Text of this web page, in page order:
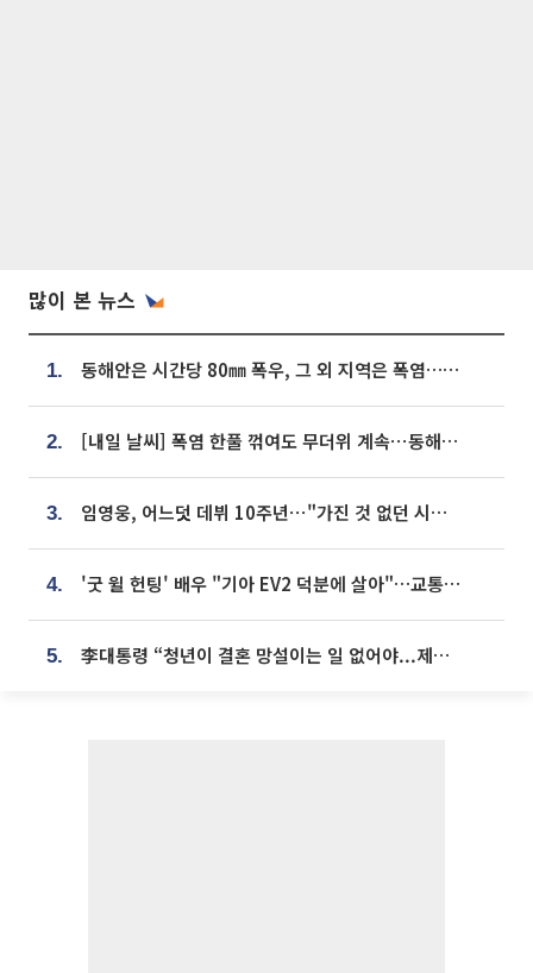
많이 본 뉴스
1. 동해안은 시간당 80㎜ 폭우, 그 외 지역은 폭염…‘극과 극 날씨’
2. [내일 날씨] 폭염 한풀 꺾여도 무더위 계속⋯동해안 이틀 연속 비
3. 임영웅, 어느덧 데뷔 10주년⋯"가진 것 없던 시절, 내 앞엔 20명의 팬뿐"
4. '굿 윌 헌팅' 배우 "기아 EV2 덕분에 살아"…교통사고 후 안전성 극찬
5. 李대통령 “청년이 결혼 망설이는 일 없어야...제도상 불이익 조사”